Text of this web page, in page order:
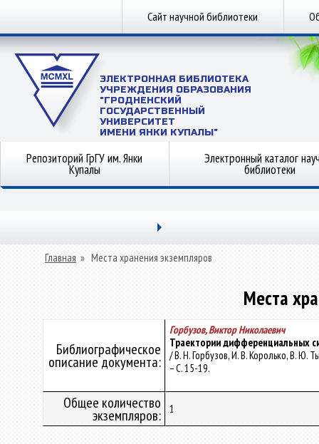
Сайт научной библиотеки
ЭЛЕКТРОННАЯ БИБЛИОТЕКА
УЧРЕЖДЕНИЯ ОБРАЗОВАНИЯ
"ГРОДНЕНСКИЙ
ГОСУДАРСТВЕННЫЙ
УНИВЕРСИТЕТ
ИМЕНИ ЯНКИ КУПАЛЫ"
Репозиторий ГрГУ им. Янки
Купалы
Электронный каталог
библиотеки
Главная » Места хранения экземпляров
Места
Библиографическое
описание документа:
Горбузов, Виктор Николаевич
Траектории дифференциальных
/ В. Н. Горбузов, И. В. Королько, В.
– С. 15-19.
Общее количество
экземпляров: 1